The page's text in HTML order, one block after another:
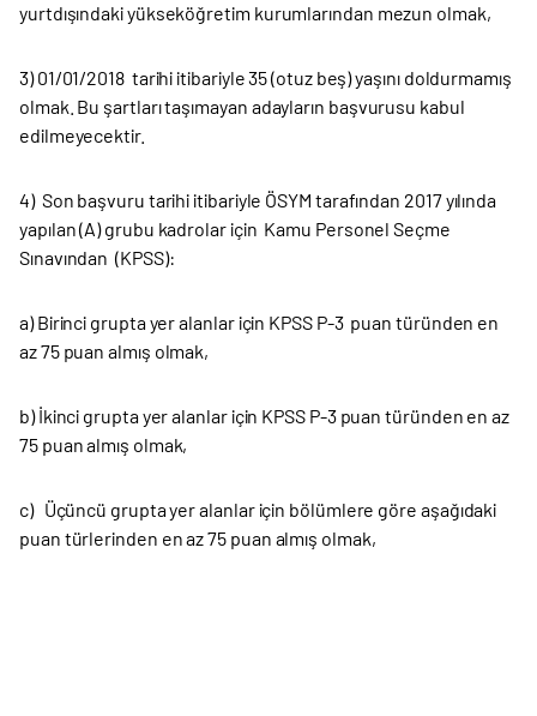
yurtdışındaki yükseköğretim kurumlarından mezun olmak,
3) 01/01/2018 tarihi itibariyle 35 (otuz beş) yaşını doldurmamış
olmak. Bu şartları taşımayan adayların başvurusu kabul
edilmeyecektir.
4) Son başvuru tarihi itibariyle ÖSYM tarafından 2017 yılında
yapılan (A) grubu kadrolar için Kamu Personel Seçme
Sınavından (KPSS):
a) Birinci grupta yer alanlar için KPSS P-3 puan türünden en
az 75 puan almış olmak,
b) İkinci grupta yer alanlar için KPSS P-3 puan türünden en az
75 puan almış olmak,
c) Üçüncü grupta yer alanlar için bölümlere göre aşağıdaki
puan türlerinden en az 75 puan almış olmak,